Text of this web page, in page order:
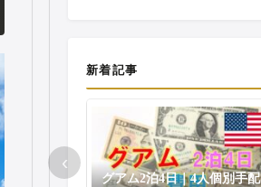
新着記事
グアム2泊4日｜4人個別手配
‹